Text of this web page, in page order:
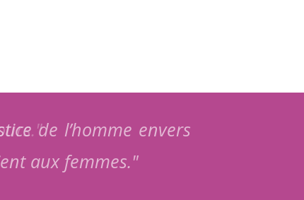
de l’homme envers
aux femmes."